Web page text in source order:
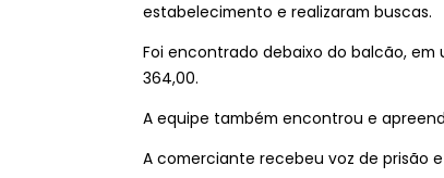
estabelecimento e realizaram buscas.
Foi encontrado debaixo do balcão,
364,00.
A equipe também encontrou e
A comerciante recebeu voz de prisão